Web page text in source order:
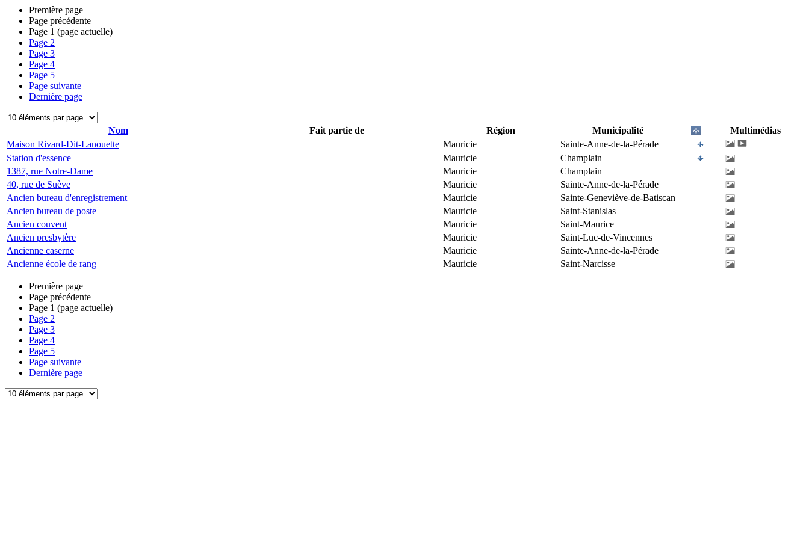
Première page
Page précédente
Page 1 (page actuelle)
Page 2
Page 3
Page 4
Page 5
Page suivante
Dernière page
Nom Fait partie de Région Municipalité
Multimédias
Maison Rivard-Dit-Lanouette
Mauricie
Sainte-Anne-de-la-Pérade
Station d'essence
Mauricie
Champlain
1387, rue Notre-Dame
Mauricie
Champlain
40, rue de Suève
Mauricie
Sainte-Anne-de-la-Pérade
Ancien bureau d'enregistrement
Mauricie
Sainte-Geneviève-de-Batiscan
Ancien bureau de poste
Mauricie
Saint-Stanislas
Ancien couvent
Mauricie
Saint-Maurice
Ancien presbytère
Mauricie
Saint-Luc-de-Vincennes
Ancienne caserne
Mauricie
Sainte-Anne-de-la-Pérade
Ancienne école de rang
Mauricie Saint-Narcisse
Première page
Page précédente
Page 1 (page actuelle)
Page 2
Page 3
Page 4
Page 5
Page suivante
Dernière page